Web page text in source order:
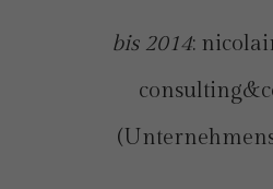
bis 2014: